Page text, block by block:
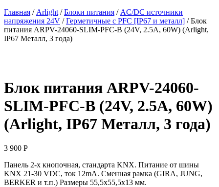
Главная / Arlight /Блоки питания / AC/DC источники
напряжения 24V /Герметичные с PFC [IP67 и металл] / Блок
питания ARPV-24060-SLIM-PFC-B (24V, 2.5A, 60W) (Arlight,
IP67 Металл, 3 года)
Блок питания ARPV-24060-
SLIM-PFC-B (24V, 2.5A, 60W)
(Arlight, IP67 Металл, 3 года)
3 900 Р
Панель 2-х кнопочная, стандарта KNX. Питание от шины
KNX 21-30 VDC, ток 12mA. Сменная рамка (GIRA, JUNG,
BERKER и т.п.) Размеры 55,5х55,5х13 мм.